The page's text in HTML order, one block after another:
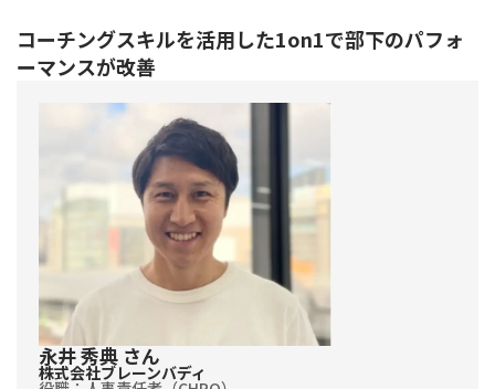
コーチングスキルを活用した1on1で部下のパフォ
ーマンスが改善
永井 秀典 さん
株式会社ブレーンバディ